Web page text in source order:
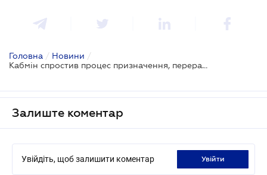
Головна / Новини /
Кабмін спростив процес призначення, перерахунку та виплати пенсій українцям
Залиште коментар
Увійдіть, щоб залишити коментар увійти